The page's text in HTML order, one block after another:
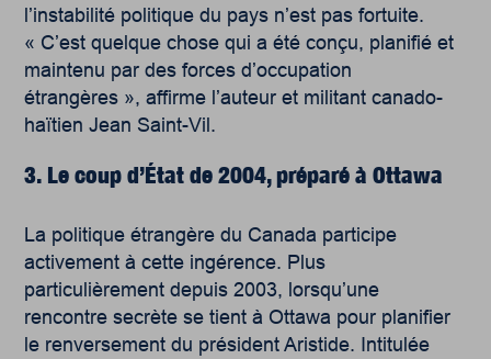
l’instabilité politique du pays n’est pas fortuite.
« C’est quelque chose qui a été conçu, planifié et
maintenu par des forces d’occupation
étrangères », affirme l’auteur et militant canado-
haïtien Jean Saint-Vil.
3. Le coup d’État de 2004, préparé à Ottawa
La politique étrangère du Canada participe
activement à cette ingérence. Plus
particulièrement depuis 2003, lorsqu’une
rencontre secrète se tient à Ottawa pour planifier
le renversement du président Aristide. Intitulée